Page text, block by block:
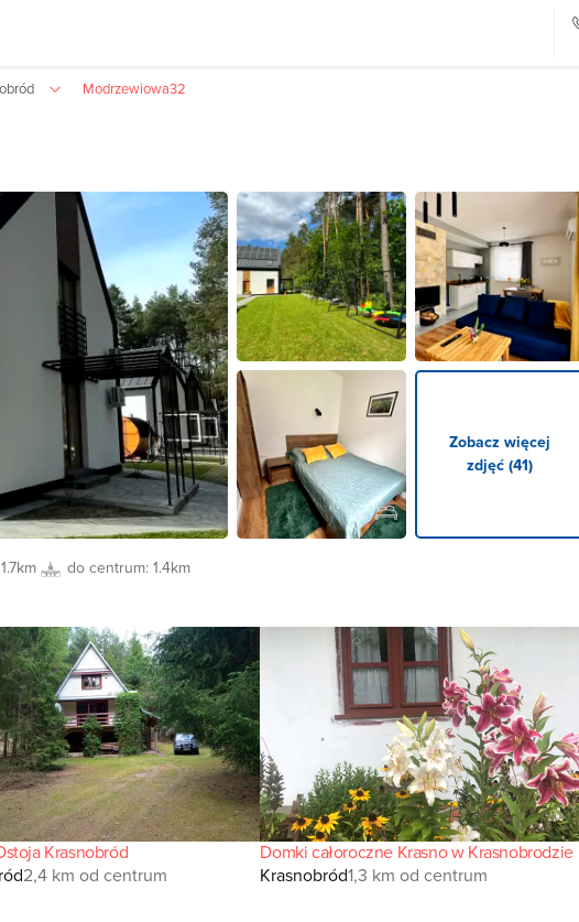
Modrzewiowa32
Zobacz więcej
zdjęć (41)
1.7km do centrum:1.4km
Krasnobród
2,4 km od centrum
Domki całoroczne Krasno w Krasnobrodzie
Krasnobród1,3 km od centrum